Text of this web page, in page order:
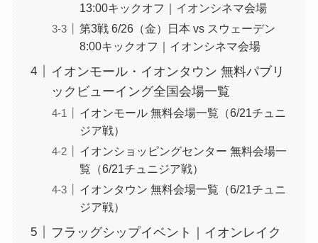
13:00キックオフ｜イオンシネマ会場
第3戦 6/26（金）日本 vs スウェーデン
8:00キックオフ｜イオンシネマ会場
イオンモール・イオンタウン 無料パブリ
ックビューイング全国会場一覧
イオンモール 無料会場一覧（6/21チュニ
ジア戦）
イオンショッピングセンター 無料会場一
覧（6/21チュニジア戦）
イオンタウン 無料会場一覧（6/21チュニ
ジア戦）
フラッグシップイベント｜イオンレイク